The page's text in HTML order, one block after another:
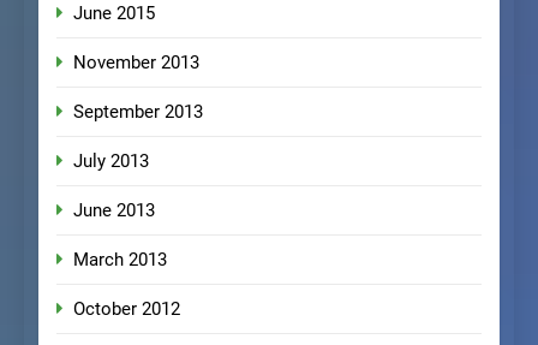
June 2015
November 2013
September 2013
July 2013
June 2013
March 2013
October 2012